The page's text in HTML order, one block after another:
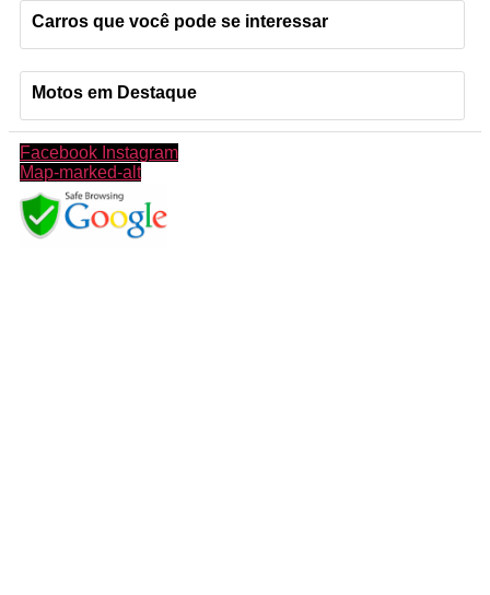
Carros que você pode se interessar
Motos em Destaque
Facebook Instagram
Map-marked-alt